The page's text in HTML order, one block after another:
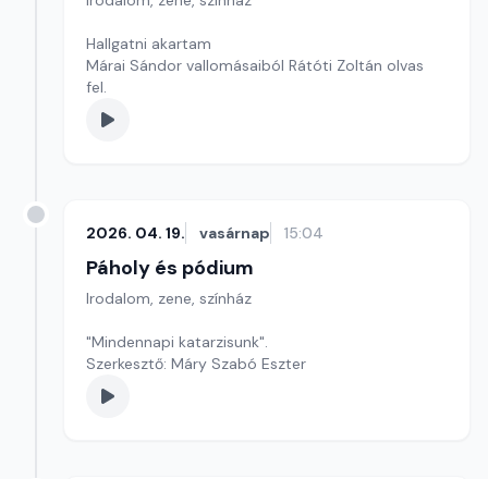
Hallgatni akartam
Márai Sándor vallomásaiból Rátóti Zoltán olvas
fel.
2026. 04. 19. vasárnap 15:04
Páholy és pódium
Irodalom, zene, színház
"Mindennapi katarzisunk".
Szerkesztő: Máry Szabó Eszter